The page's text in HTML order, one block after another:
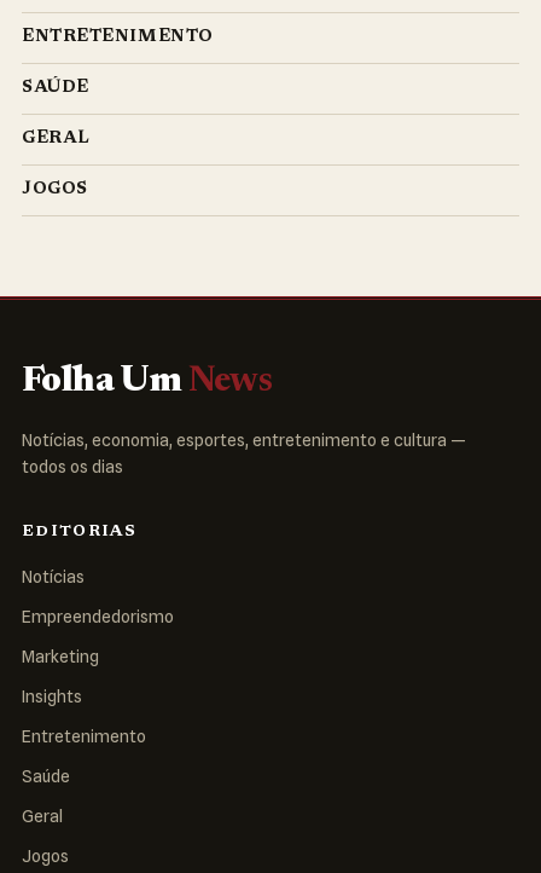
ENTRETENIMENTO
SAÚDE
GERAL
JOGOS
Folha Um News
Notícias, economia, esportes, entretenimento e cultura —
todos os dias
EDITORIAS
Notícias
Empreendedorismo
Marketing
Insights
Entretenimento
Saúde
Geral
Jogos